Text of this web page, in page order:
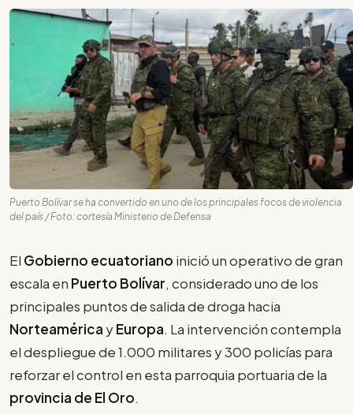
Puerto Bolívar se ha convertido en uno de los principales focos de violencia
del país / Foto: cortesía Ministerio de Defensa
El Gobierno ecuatoriano inició un operativo de gran
escala en Puerto Bolívar, considerado uno de los
principales puntos de salida de droga hacia
Norteamérica yEuropa. La intervención contempla
el despliegue de 1.000 militares y 300 policías para
reforzar el control en esta parroquia portuaria de la
provincia de El Oro.